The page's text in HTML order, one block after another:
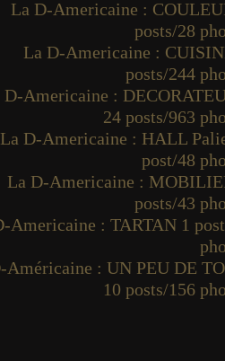
La D-Americaine :
posts/28
La D-Americaine :
posts/244
D-Americaine :
24 posts/963
La D-Americaine : HALL
post/48
La D-Americaine :
posts/43
Americaine : TARTAN 1
Américaine : UN PEU DE
10 posts/156